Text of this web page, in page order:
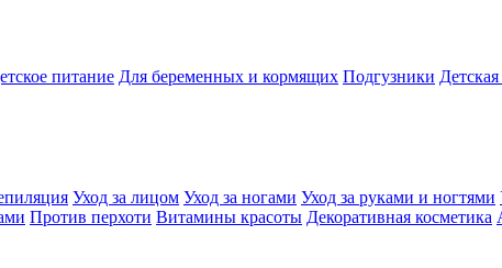
питание Для беременных и кормящих Подгузники
Уход за лицом Уход за ногами Уход за руками и ногтями
Против перхоти Витамины красоты Декоративная косметика